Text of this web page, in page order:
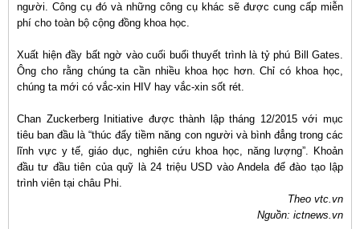
người. Công cụ đó và những công cụ khác sẽ được cung cấp miễn
phí cho toàn bộ cộng đồng khoa học.
Xuất hiện đầy bất ngờ vào cuối buổi thuyết trình là tỷ phú Bill Gates.
Ông cho rằng chúng ta cần nhiều khoa học hơn. Chỉ có khoa học,
chúng ta mới có vắc-xin HIV hay vắc-xin sốt rét.
Chan Zuckerberg Initiative được thành lập tháng 12/2015 với mục
tiêu ban đầu là “thúc đẩy tiềm năng con người và bình đẳng trong các
lĩnh vực y tế, giáo dục, nghiên cứu khoa học, năng lượng”. Khoản
đầu tư đầu tiên của quỹ là 24 triệu USD vào Andela để đào tạo lập
trình viên tại châu Phi.
Theo vtc.vn
Nguồn: ictnews.vn